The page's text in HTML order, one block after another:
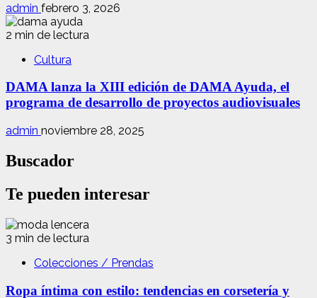
admin febrero 3, 2026
2 min de lectura
Cultura
DAMA lanza la XIII edición de DAMA Ayuda, el
programa de desarrollo de proyectos audiovisuales
admin noviembre 28, 2025
Buscador
Te pueden interesar
3 min de lectura
Colecciones / Prendas
Ropa íntima con estilo: tendencias en corsetería y